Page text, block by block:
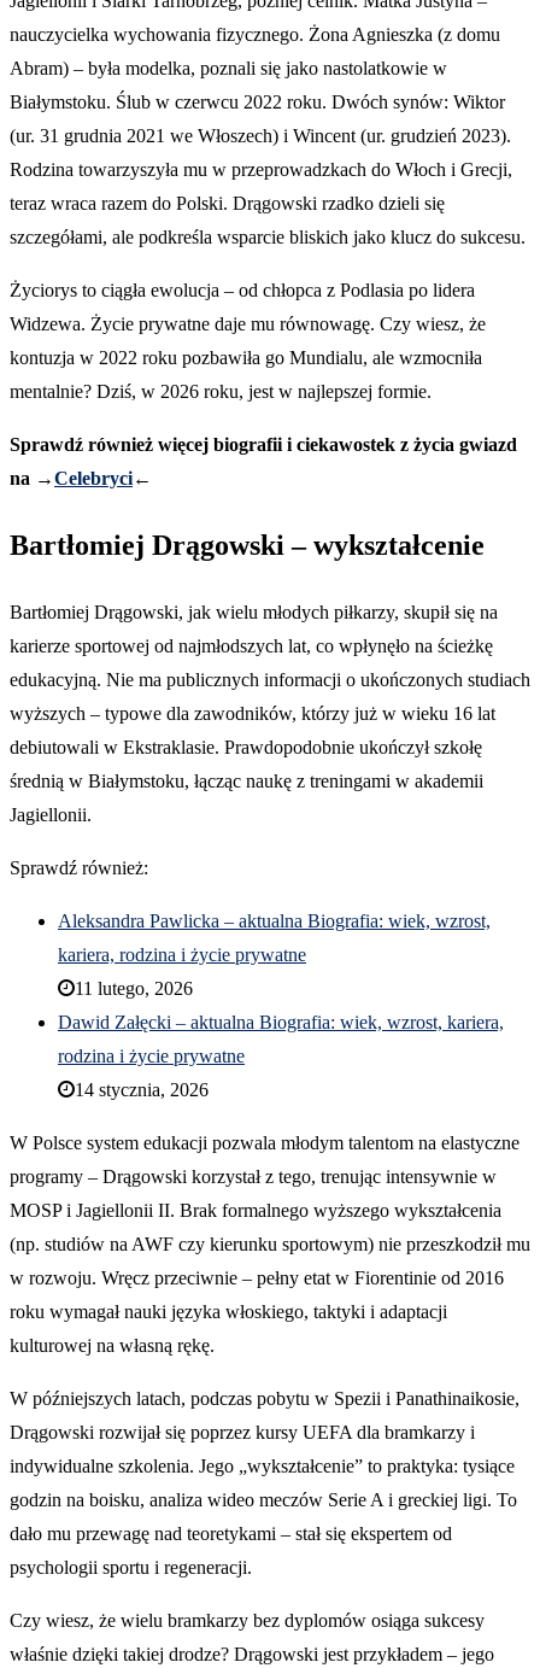
nauczycielka wychowania fizycznego. Żona Agnieszka (z domu
Abram) – była modelka, poznali się jako nastolatkowie w
Białymstoku. Ślub w czerwcu 2022 roku. Dwóch synów: Wiktor
(ur. 31 grudnia 2021 we Włoszech) i Wincent (ur. grudzień 2023).
Rodzina towarzyszyła mu w przeprowadzkach do Włoch i Grecji,
teraz wraca razem do Polski. Drągowski rzadko dzieli się
szczegółami, ale podkreśla wsparcie bliskich jako klucz do sukcesu.
Życiorys to ciągła ewolucja – od chłopca z Podlasia po lidera
Widzewa. Życie prywatne daje mu równowagę. Czy wiesz, że
kontuzja w 2022 roku pozbawiła go Mundialu, ale wzmocniła
mentalnie? Dziś, w 2026 roku, jest w najlepszej formie.
Sprawdź również więcej biografii i ciekawostek z życia gwiazd
na →Celebryci←
Bartłomiej Drągowski – wykształcenie
Bartłomiej Drągowski, jak wielu młodych piłkarzy, skupił się na
karierze sportowej od najmłodszych lat, co wpłynęło na ścieżkę
edukacyjną. Nie ma publicznych informacji o ukończonych studiach
wyższych – typowe dla zawodników, którzy już w wieku 16 lat
debiutowali w Ekstraklasie. Prawdopodobnie ukończył szkołę
średnią w Białymstoku, łącząc naukę z treningami w akademii
Jagiellonii.
Sprawdź również:
Aleksandra Pawlicka – aktualna Biografia: wiek, wzrost,
kariera, rodzina i życie prywatne
11 lutego, 2026
Dawid Załęcki – aktualna Biografia: wiek, wzrost, kariera,
rodzina i życie prywatne
14 stycznia, 2026
W Polsce system edukacji pozwala młodym talentom na elastyczne
programy – Drągowski korzystał z tego, trenując intensywnie w
MOSP i Jagiellonii II. Brak formalnego wyższego wykształcenia
(np. studiów na AWF czy kierunku sportowym) nie przeszkodził mu
w rozwoju. Wręcz przeciwnie – pełny etat w Fiorentinie od 2016
roku wymagał nauki języka włoskiego, taktyki i adaptacji
kulturowej na własną rękę.
W późniejszych latach, podczas pobytu w Spezii i Panathinaikosie,
Drągowski rozwijał się poprzez kursy UEFA dla bramkarzy i
indywidualne szkolenia. Jego „wykształcenie” to praktyka: tysiące
godzin na boisku, analiza wideo meczów Serie A i greckiej ligi. To
dało mu przewagę nad teoretykami – stał się ekspertem od
psychologii sportu i regeneracji.
Czy wiesz, że wielu bramkarzy bez dyplomów osiąga sukcesy
właśnie dzięki takiej drodze? Drągowski jest przykładem – jego